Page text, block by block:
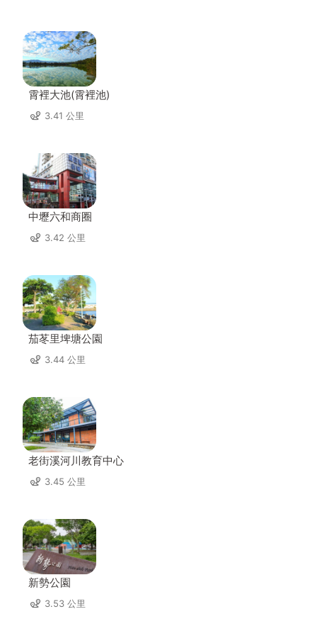
霄裡大池(霄裡池)
3.41 公里
中壢六和商圈
3.42 公里
茄苳里埤塘公園
3.44 公里
老街溪河川教育中心
3.45 公里
新勢公園
3.53 公里